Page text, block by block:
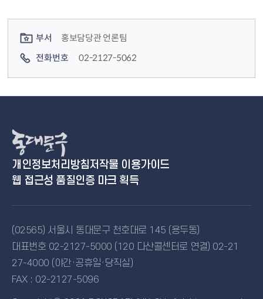
부서
홍보담당관 언론팀
전화번호
02-2127-5062
개인정보처리방침저작물 이용가이드
웹 접근성 품질인증 마크 획득
(02565) 서울시 동대문구 천호대로 145 (용두동)
대표번호 02-2127-5000 (120 다산콜센터로 연결) 02-21
27-4000 (야간·공휴일·당직실)
FAX : 02-2127-5096